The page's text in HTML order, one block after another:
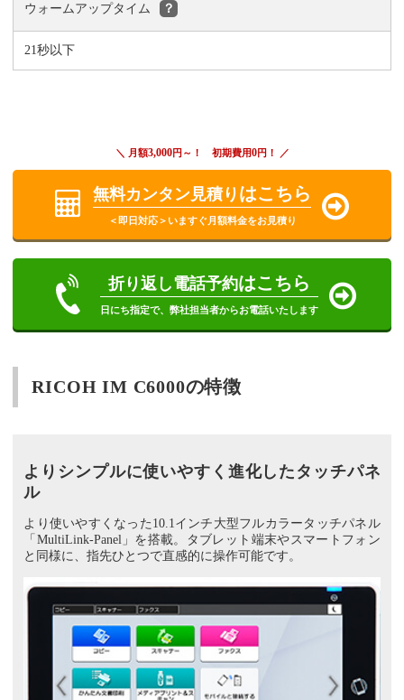
ウォームアップタイム ？
21秒以下
＼ 月額3,000円～！ 初期費用0円！ ／
無料カンタン見積り はこちら
＜即日対応＞いますぐ月額料金をお見積り
折り返し電話予約はこちら
日にち指定で、弊社担当者からお電話いたします
RICOH IM C6000の特徴
よりシンプルに使いやすく進化したタッチパネ
ル
より使いやすくなった10.1インチ大型フルカラータッチパネル
「MultiLink-Panel」を搭載。タブレット端末やスマートフォン
と同様に、指先ひとつで直感的に操作可能です。